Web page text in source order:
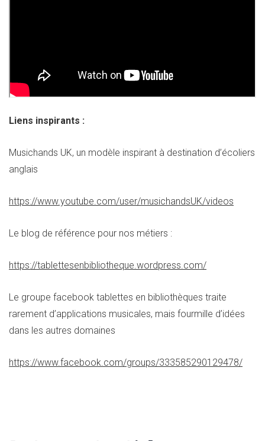
Liens inspirants :
Musichands UK, un modèle inspirant à destination d’écoliers
anglais
https://www.youtube.com/user/musichandsUK/videos
Le blog de référence pour nos métiers :
https://tablettesenbibliotheque.wordpress.com/
Le groupe facebook tablettes en bibliothèques traite
rarement d’applications musicales, mais fourmille d’idées
dans les autres domaines
https://www.facebook.com/groups/333585290129478/